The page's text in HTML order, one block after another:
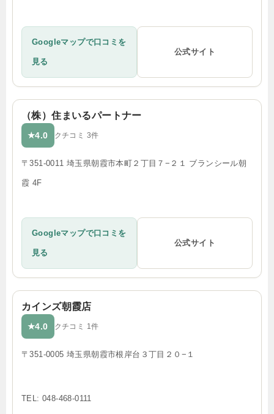
Googleマップで口コミを
見る
公式サイト
（株）住まいるパートナー
★4.0 クチコミ 3件
〒351-0011 埼玉県朝霞市本町２丁目７−２１ ブランシール朝
霞 4F
Googleマップで口コミを
見る
公式サイト
カインズ朝霞店
★4.0 クチコミ 1件
〒351-0005 埼玉県朝霞市根岸台３丁目２０−１
TEL: 048-468-0111